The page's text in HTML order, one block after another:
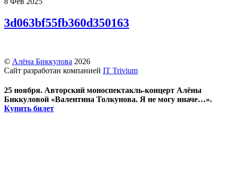
3d063bf55fb360d350163
© Алёна Биккулова 2026
Сайт разработан компанией IT Trivium
25 ноября. Авторский моноспектакль-концерт Алёны
Биккуловой «Валентина Толкунова. Я не могу иначе…».
Купить билет